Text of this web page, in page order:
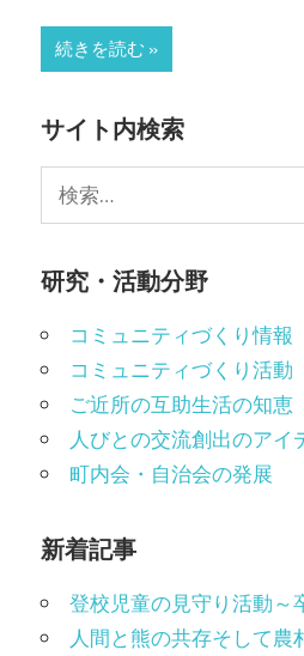
続きを読む
サイト内検索
索:
研究・活動分野
コミュニティづくり情報
コミュニティづくり活動
ご近所の互助生活の知恵
人びとの交流創出のアイ
町内会・自治会の発展
新着記事
登校児童の見守り活動～
人間と熊の共存そして農